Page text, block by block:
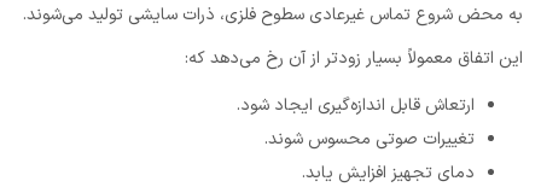
به محض شروع تماس غیرعادی سطوح فلزی، ذرات سایشی تولید می‌شوند.
این اتفاق معمولاً بسیار زودتر از آن رخ می‌دهد که:
ارتعاش قابل اندازه‌گیری ایجاد شود.
تغییرات صوتی محسوس شوند.
دمای تجهیز افزایش یابد.